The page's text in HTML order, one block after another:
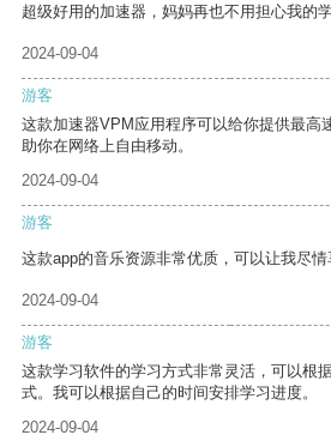
超级好用的加速器，妈妈再也不用担心我的
2024-09-04
游客
这款加速器VPM应用程序可以给你提供最高
助你在网络上自由移动。
2024-09-04
游客
这款app的音乐资源非常优质，可以让我尽情
2024-09-04
游客
这款学习软件的学习方式非常灵活，可以根
式。我可以根据自己的时间安排学习进度。
2024-09-04